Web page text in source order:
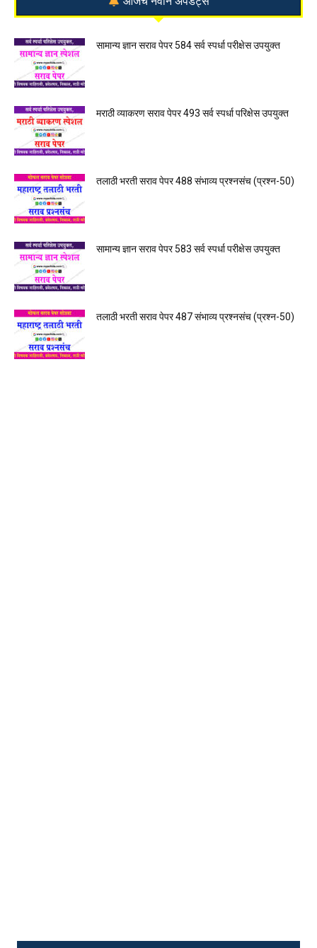
सामान्य ज्ञान सराव पेपर 584 सर्व स्पर्धा परीक्षेस उपयुक्त
मराठी व्याकरण सराव पेपर 493 सर्व स्पर्धा परिक्षेस उपयुक्त
तलाठी भरती सराव पेपर 488 संभाव्य प्रश्नसंच (प्रश्न-50)
सामान्य ज्ञान सराव पेपर 583 सर्व स्पर्धा परीक्षेस उपयुक्त
तलाठी भरती सराव पेपर 487 संभाव्य प्रश्नसंच (प्रश्न-50)